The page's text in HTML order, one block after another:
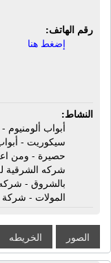
رقم الهاتف:
إضغط هنا
النشاط:
أبواب ألومنيوم
سيكوريت -
حصيرة - ومن
شركه الشرقية
بالشروق - شركه
المولات -
الصور الخريطه